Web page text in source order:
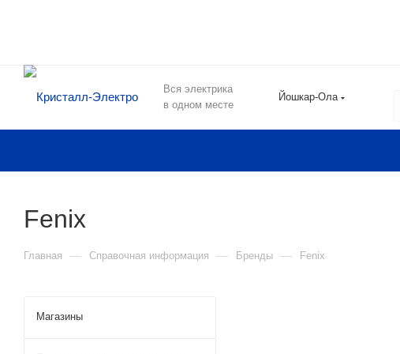
Вся электрика
в одном месте
Йошкар-Ола
Fenix
Главная — Справочная информация — Бренды — Fenix
Магазины